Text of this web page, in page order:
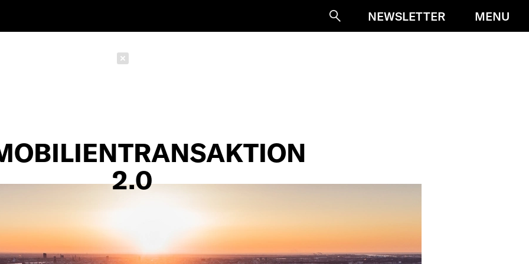
SucheNEWSLETTER MENU
2.0